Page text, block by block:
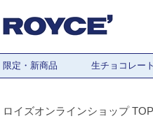
限定・新商品 生チョコレート
ロイズオンラインショップ TOP